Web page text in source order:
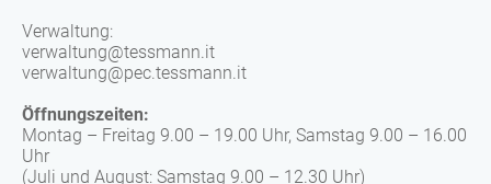
Verwaltung:
verwaltung@tessmann.it
verwaltung@pec.tessmann.it
Öffnungszeiten:
Montag – Freitag 9.00 – 19.00 Uhr, Samstag 9.00 – 16.00
Uhr
(Juli und August: Samstag 9.00 – 12.30 Uhr)